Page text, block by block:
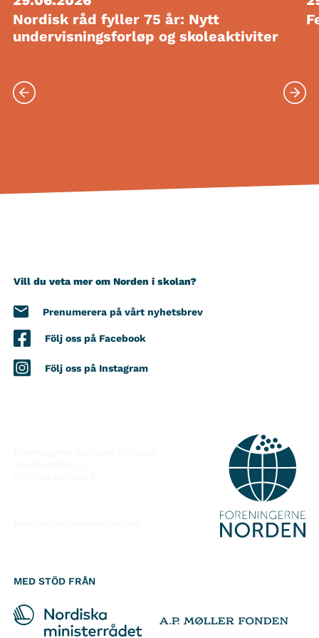
Nordisk råd fyller 75 år: Nytt
undervisningsforløp og skoleaktiviter
Vill du veta mer om Norden i skolan?
Prenumerera på vårt nyhetsbrev
Följ oss på Facebook
Följ oss på Instagram
MED STÖD FRÅN